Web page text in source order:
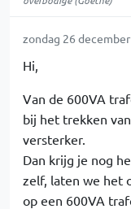
zondag 26
Hi,
Van de 600VA
bij het trekken
versterker.
Dan krijg je nog
zelf, laten we het
op een 600VA